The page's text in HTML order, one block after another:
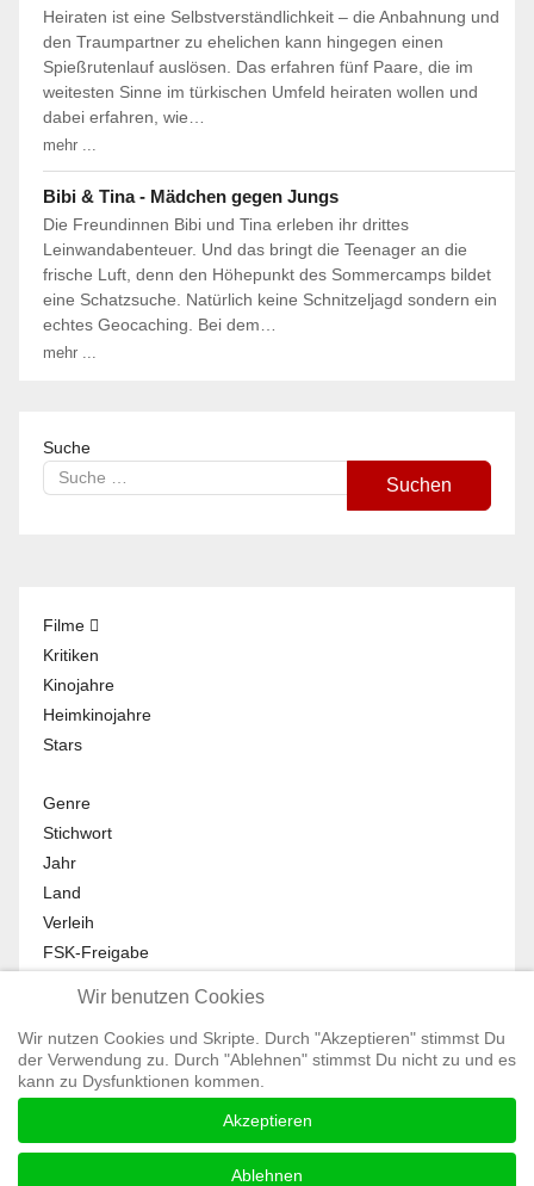
Heiraten ist eine Selbstverständlichkeit – die Anbahnung und
den Traumpartner zu ehelichen kann hingegen einen
Spießrutenlauf auslösen. Das erfahren fünf Paare, die im
weitesten Sinne im türkischen Umfeld heiraten wollen und
dabei erfahren, wie…
mehr ...
Bibi & Tina - Mädchen gegen Jungs
Die Freundinnen Bibi und Tina erleben ihr drittes
Leinwandabenteuer. Und das bringt die Teenager an die
frische Luft, denn den Höhepunkt des Sommercamps bildet
eine Schatzsuche. Natürlich keine Schnitzeljagd sondern ein
echtes Geocaching. Bei dem…
mehr ...
Suche
Suchen
Filme
Kritiken
Kinojahre
Heimkinojahre
Stars
Genre
Stichwort
Jahr
Land
Verleih
FSK-Freigabe
Mein Profil
Registrieren
All Rights reserved © Moviewolf 2026
Impressum
Wir benutzen Cookies
Wir nutzen Cookies und Skripte. Durch "Akzeptieren" stimmst Du
der Verwendung zu. Durch "Ablehnen" stimmst Du nicht zu und es
kann zu Dysfunktionen kommen.
Akzeptieren
Ablehnen